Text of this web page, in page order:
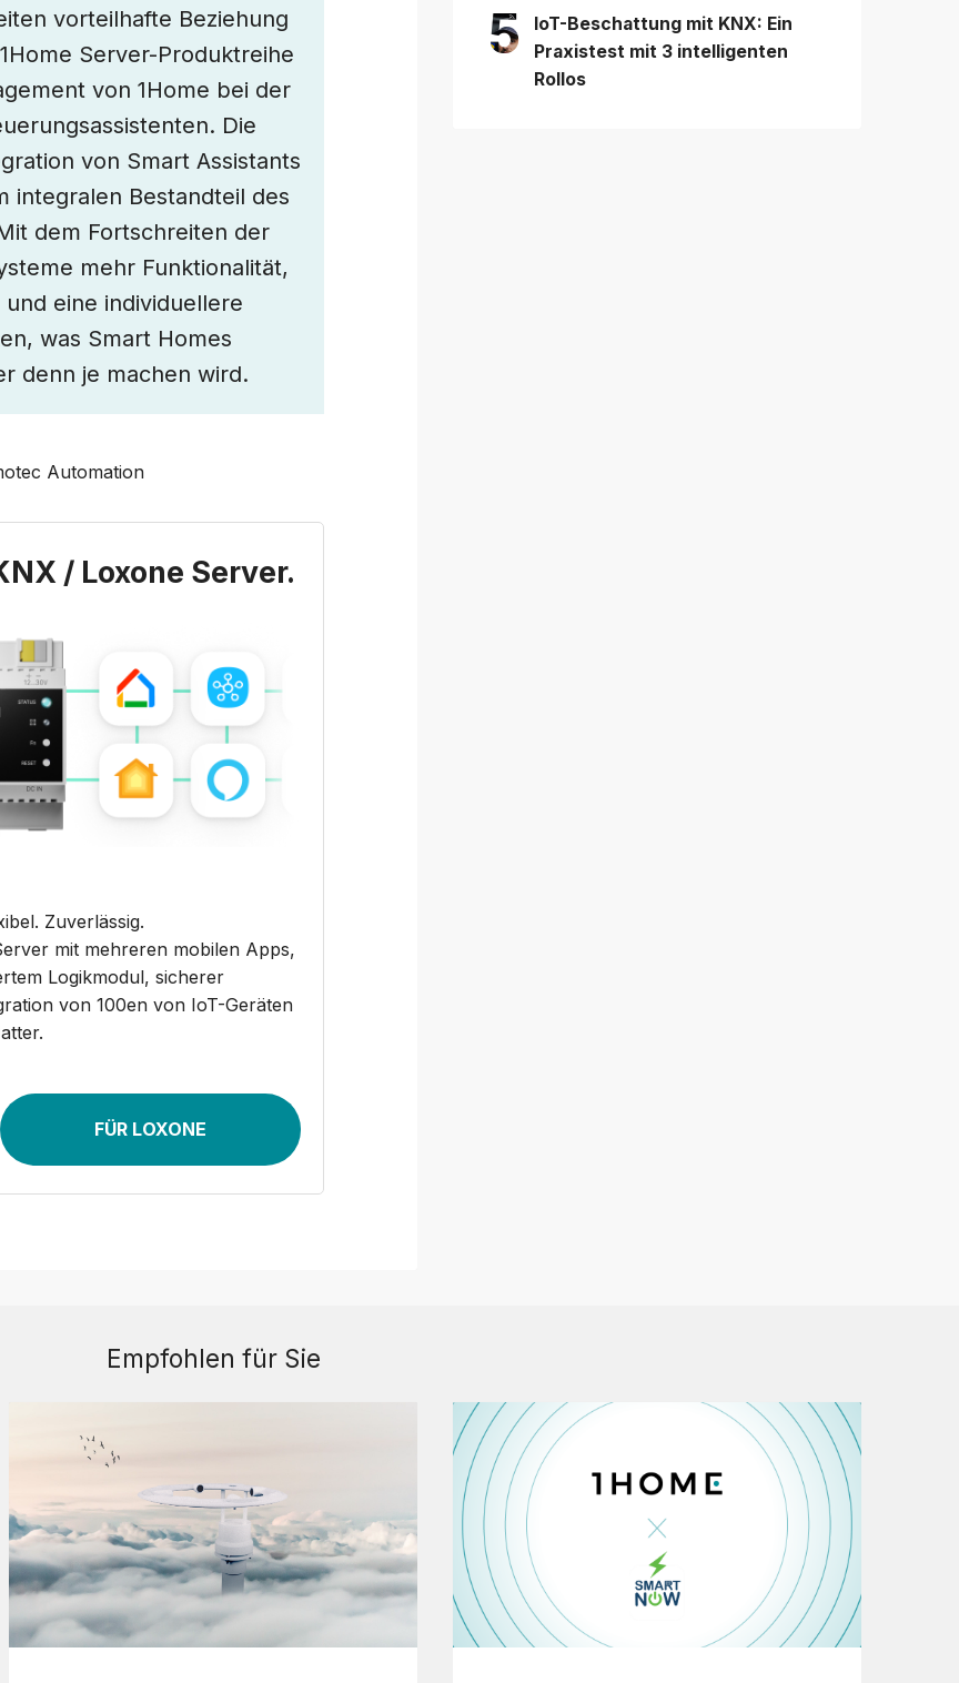
vorteilhafte Beziehung
Server-Produktreihe
von 1Home bei der
Die
von Smart Assistants
integralen Bestandteil des
dem Fortschreiten der
mehr Funktionalität,
eine individuellere
was Smart Homes
denn je machen wird.
Automation
/ Loxone Server.
Zuverlässig.
mit mehreren mobilen Apps,
Logikmodul, sicherer
von 100en von IoT-Geräten
FÜR LOXONE
5
IoT-Beschattung mit KNX: Ein
Praxistest mit 3 intelligenten
Rollos
Empfohlen für Sie